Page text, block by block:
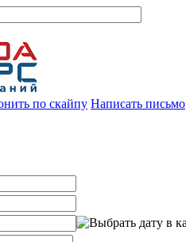
по скайпу Написать письмо